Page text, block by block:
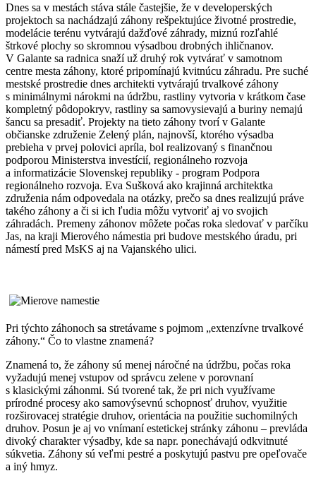
Dnes sa v mestách stáva stále častejšie, že v developerských
projektoch sa nachádzajú záhony rešpektujúce životné prostredie,
modelácie terénu vytvárajú dažďové záhrady, miznú rozľahlé
štrkové plochy so skromnou výsadbou drobných ihličnanov.
V Galante sa radnica snaží už druhý rok vytvárať v samotnom
centre mesta záhony, ktoré pripomínajú kvitnúcu záhradu. Pre suché
mestské prostredie dnes architekti vytvárajú trvalkové záhony
s minimálnymi nárokmi na údržbu, rastliny vytvoria v krátkom čase
kompletný pôdopokryv, rastliny sa samovysievajú a buriny nemajú
šancu sa presadiť. Projekty na tieto záhony tvorí v Galante
občianske združenie Zelený plán, najnovší, ktorého výsadba
prebieha v prvej polovici apríla, bol realizovaný s finančnou
podporou Ministerstva investícií, regionálneho rozvoja
a informatizácie Slovenskej republiky - program Podpora
regionálneho rozvoja. Eva Sušková ako krajinná architektka
združenia nám odpovedala na otázky, prečo sa dnes realizujú práve
takého záhony a či si ich ľudia môžu vytvoriť aj vo svojich
záhradách. Premeny záhonov môžete počas roka sledovať v parčíku
Jas, na kraji Mierového námestia pri budove mestského úradu, pri
námestí pred MsKS aj na Vajanského ulici.
Pri týchto záhonoch sa stretávame s pojmom „extenzívne trvalkové
záhony.“ Čo to vlastne znamená?
Znamená to, že záhony sú menej náročné na údržbu, počas roka
vyžadujú menej vstupov od správcu zelene v porovnaní
s klasickými záhonmi. Sú tvorené tak, že pri nich využívame
prírodné procesy ako samovýsevnú schopnosť druhov, využitie
rozširovacej stratégie druhov, orientácia na použitie suchomilných
druhov. Posun je aj vo vnímaní estetickej stránky záhonu – prevláda
divoký charakter výsadby, kde sa napr. ponechávajú odkvitnuté
súkvetia. Záhony sú veľmi pestré a poskytujú pastvu pre opeľovače
a iný hmyz.